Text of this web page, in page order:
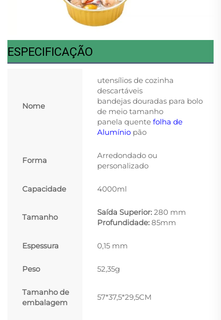
ESPECIFICAÇÃO
Nome
utensílios de cozinha
descartáveis
bandejas douradas para bolo
de meio tamanho
panela quente folha de
Alumínio pão
Forma
Arredondado ou
personalizado
Capacidade 4000ml
Tamanho
Saída Superior: 280 mm
Profundidade: 85mm
Espessura 0,15 mm
Peso 52,35g
Tamanho de
embalagem
57*37,5*29,5CM